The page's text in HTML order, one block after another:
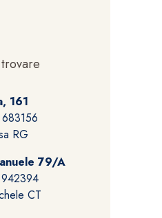
161
RG
79/A
CT